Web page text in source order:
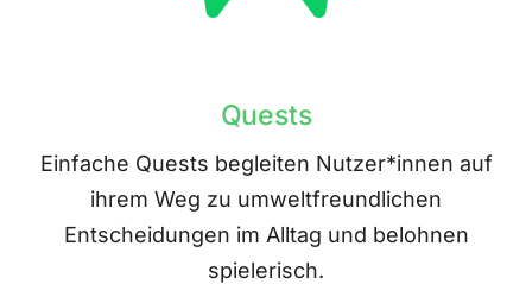
Quests
Einfache Quests begleiten Nutzer*innen auf
ihrem Weg zu umweltfreundlichen
Entscheidungen im Alltag und belohnen
spielerisch.